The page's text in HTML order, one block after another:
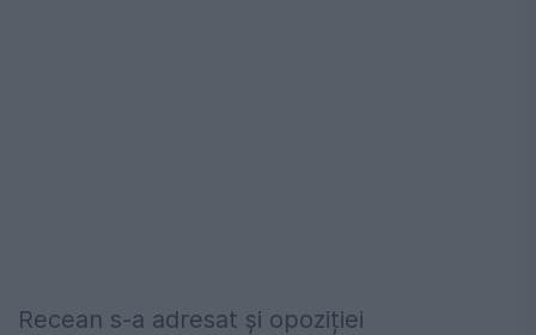
Recean s-a adresat și opoziției